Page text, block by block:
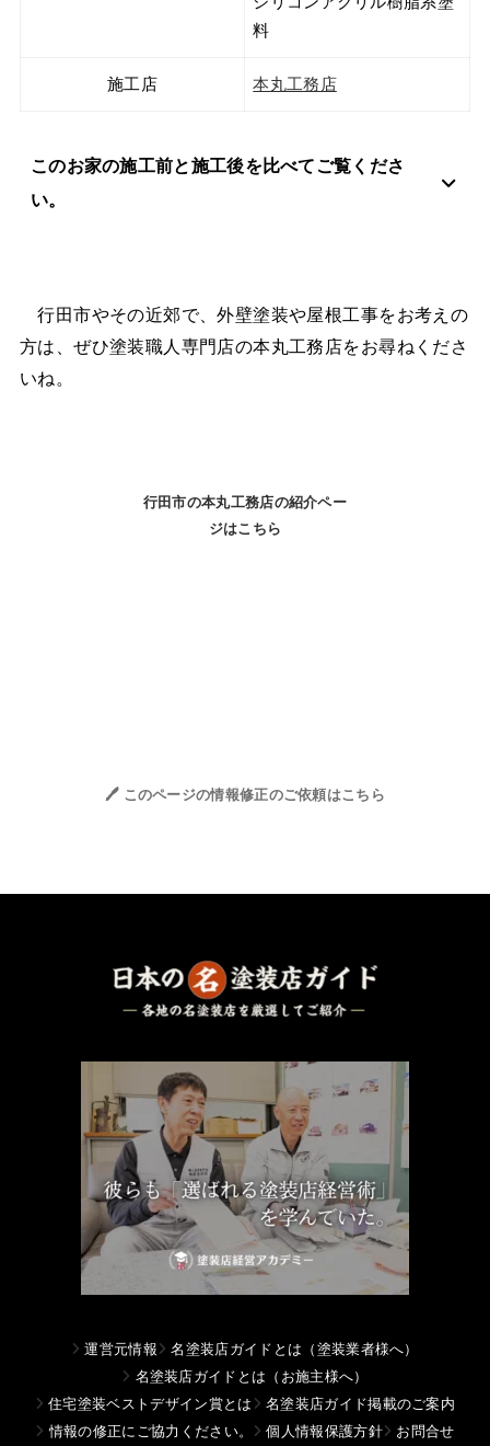
料
施工店 本丸工務店
このお家の施工前と施工後を比べてご覧くださ
い。
行田市やその近郊で、外壁塗装や屋根工事をお考えの
方は、ぜひ塗装職人専門店の本丸工務店をお尋ねくださ
いね。
行田市の本丸工務店の紹介ペー
ジはこちら
🖊️ このページの情報修正のご依頼はこちら
運営元情報
名塗装店ガイドとは（塗装業者様へ）
名塗装店ガイドとは（お施主様へ）
住宅塗装ベストデザイン賞とは
名塗装店ガイド掲載のご案内
情報の修正にご協力ください。
個人情報保護方針 お問合せ